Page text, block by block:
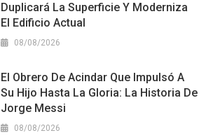
Duplicará La Superficie Y Moderniza
El Edificio Actual
08/08/2026
El Obrero De Acindar Que Impulsó A
Su Hijo Hasta La Gloria: La Historia De
Jorge Messi
08/08/2026